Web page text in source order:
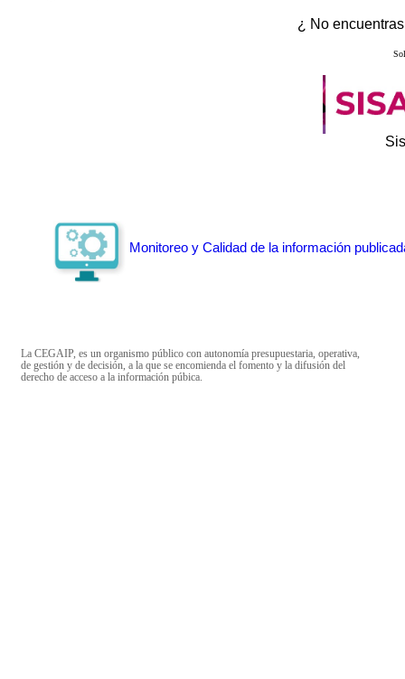
¿ No
Monitoreo y Calidad de la información
La CEGAIP, es un organismo público con autonomía presupuestaria, operativa,
de gestión y de decisión, a la que se encomienda el fomento y la difusión del
derecho de acceso a la información púbica.